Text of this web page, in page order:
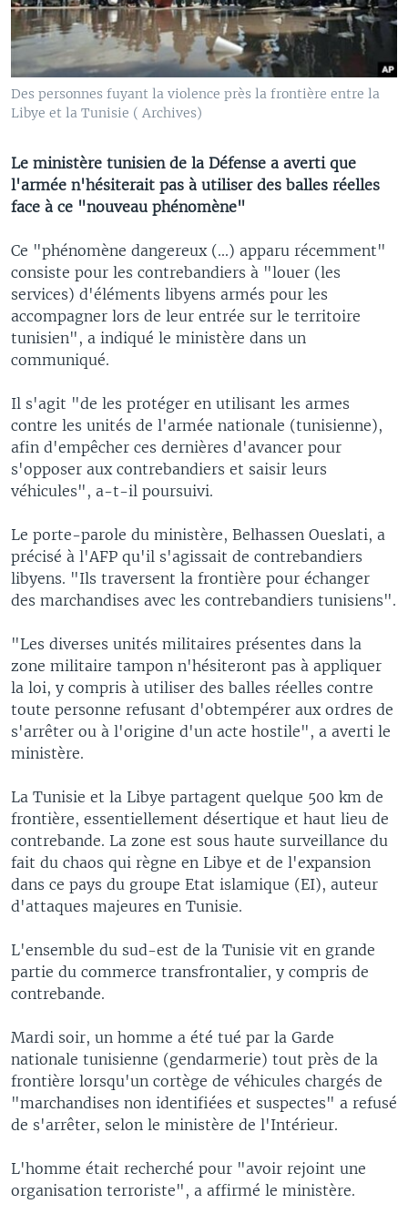
Des personnes fuyant la violence près la frontière entre la
Libye et la Tunisie ( Archives)
Le ministère tunisien de la Défense a averti que
l'armée n'hésiterait pas à utiliser des balles réelles
face à ce "nouveau phénomène"
Ce "phénomène dangereux (...) apparu récemment"
consiste pour les contrebandiers à "louer (les
services) d'éléments libyens armés pour les
accompagner lors de leur entrée sur le territoire
tunisien", a indiqué le ministère dans un
communiqué.
Il s'agit "de les protéger en utilisant les armes
contre les unités de l'armée nationale (tunisienne),
afin d'empêcher ces dernières d'avancer pour
s'opposer aux contrebandiers et saisir leurs
véhicules", a-t-il poursuivi.
Le porte-parole du ministère, Belhassen Oueslati, a
précisé à l'AFP qu'il s'agissait de contrebandiers
libyens. "Ils traversent la frontière pour échanger
des marchandises avec les contrebandiers tunisiens".
"Les diverses unités militaires présentes dans la
zone militaire tampon n'hésiteront pas à appliquer
la loi, y compris à utiliser des balles réelles contre
toute personne refusant d'obtempérer aux ordres de
s'arrêter ou à l'origine d'un acte hostile", a averti le
ministère.
La Tunisie et la Libye partagent quelque 500 km de
frontière, essentiellement désertique et haut lieu de
contrebande. La zone est sous haute surveillance du
fait du chaos qui règne en Libye et de l'expansion
dans ce pays du groupe Etat islamique (EI), auteur
d'attaques majeures en Tunisie.
L'ensemble du sud-est de la Tunisie vit en grande
partie du commerce transfrontalier, y compris de
contrebande.
Mardi soir, un homme a été tué par la Garde
nationale tunisienne (gendarmerie) tout près de la
frontière lorsqu'un cortège de véhicules chargés de
"marchandises non identifiées et suspectes" a refusé
de s'arrêter, selon le ministère de l'Intérieur.
L'homme était recherché pour "avoir rejoint une
organisation terroriste", a affirmé le ministère.